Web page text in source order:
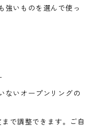
強いものを選んで使っ
ないオープンリングの
で調整できます。ご自